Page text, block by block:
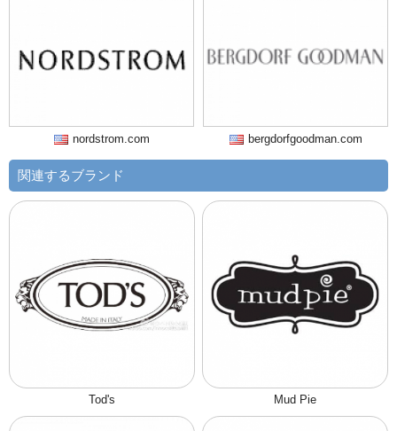
nordstrom.com bergdorfgoodman.com
関連するブランド
Tod's Mud Pie